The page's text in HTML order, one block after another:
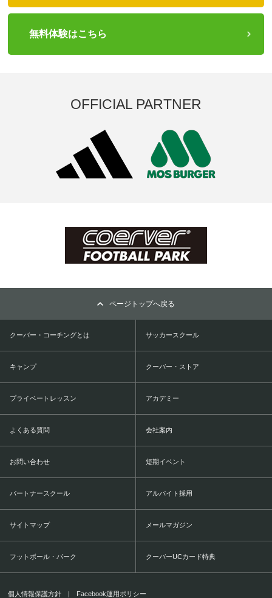
無料体験はこちら
OFFICIAL PARTNER
ページトップへ戻る
クーバー・コーチングとは サッカースクール
キャンプ クーバー・ストア
プライベートレッスン アカデミー
よくある質問 会社案内
お問い合わせ 短期イベント
パートナースクール アルバイト採用
サイトマップ メールマガジン
フットボール・パーク クーバーUCカード特典
個人情報保護方針 | Facebook運用ポリシー